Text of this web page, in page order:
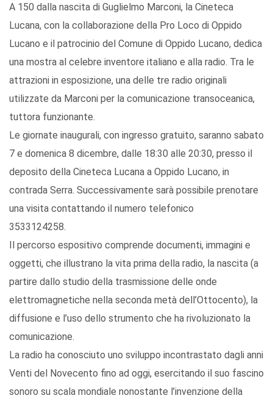
A 150 dalla nascita di Guglielmo Marconi, la Cineteca
Lucana, con la collaborazione della Pro Loco di Oppido
Lucano e il patrocinio del Comune di Oppido Lucano, dedica
una mostra al celebre inventore italiano e alla radio. Tra le
attrazioni in esposizione, una delle tre radio originali
utilizzate da Marconi per la comunicazione transoceanica,
tuttora funzionante.
Le giornate inaugurali, con ingresso gratuito, saranno sabato
7 e domenica 8 dicembre, dalle 18:30 alle 20:30, presso il
deposito della Cineteca Lucana a Oppido Lucano, in
contrada Serra. Successivamente sarà possibile prenotare
una visita contattando il numero telefonico
3533124258.
Il percorso espositivo comprende documenti, immagini e
oggetti, che illustrano la vita prima della radio, la nascita (a
partire dallo studio della trasmissione delle onde
elettromagnetiche nella seconda metà dell’Ottocento), la
diffusione e l’uso dello strumento che ha rivoluzionato la
comunicazione.
La radio ha conosciuto uno sviluppo incontrastato dagli anni
Venti del Novecento fino ad oggi, esercitando il suo fascino
sonoro su scala mondiale nonostante l’invenzione della